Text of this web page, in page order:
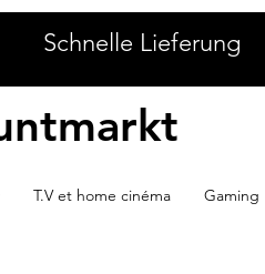
Schnelle Lieferung
T.V et home cinéma Gaming